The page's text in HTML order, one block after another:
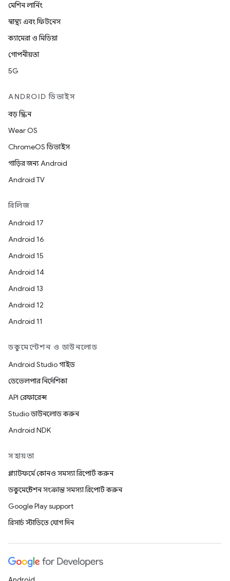
মেশিন লার্নিং
স্বাস্থ্য এবং ফিটনেস
ক্যামেরা ও মিডিয়া
গোপনীয়তা
5G
ANDROID ডিভাইস
বড় স্ক্রিন
Wear OS
ChromeOS ডিভাইস
গাড়ির জন্য Android
Android TV
রিলিজ
Android 17
Android 16
Android 15
Android 14
Android 13
Android 12
Android 11
ডকুমেন্টেশন ও ডাউনলোড
Android Studio গাইড
ডেভেলপার নির্দেশিকা
API রেফারেন্স
Studio ডাউনলোড করুন
Android NDK
সহায়তা
প্ল্যাটফর্মে কোনও সমস্যা রিপোর্ট করুন
ডকুমেন্টেশন সংক্রান্ত সমস্যা রিপোর্ট করুন
Google Play support
রিসার্চ স্টাডিতে যোগ দিন